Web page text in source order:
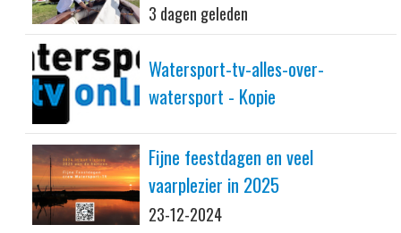
3 dagen geleden
Watersport-tv-alles-over-
watersport - Kopie
Fijne feestdagen en veel
vaarplezier in 2025
23-12-2024